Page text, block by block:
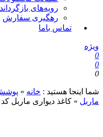
رویه‌های
رهگیری سفارش
تماس باما
اینجا هستید : خانه»پوشش
»کاغذ دیواری ماربل کد 180901